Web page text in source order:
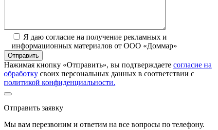
Я даю согласие на получение рекламных и
информационных материалов от ООО «Доммар»
Отправить
Нажимая кнопку «Отправить», вы подтверждаете согласие на
обработку своих персональных данных в соответствии с
политикой конфиденциальности.
Отправить заявку
Мы вам перезвоним и ответим на все вопросы по телефону.